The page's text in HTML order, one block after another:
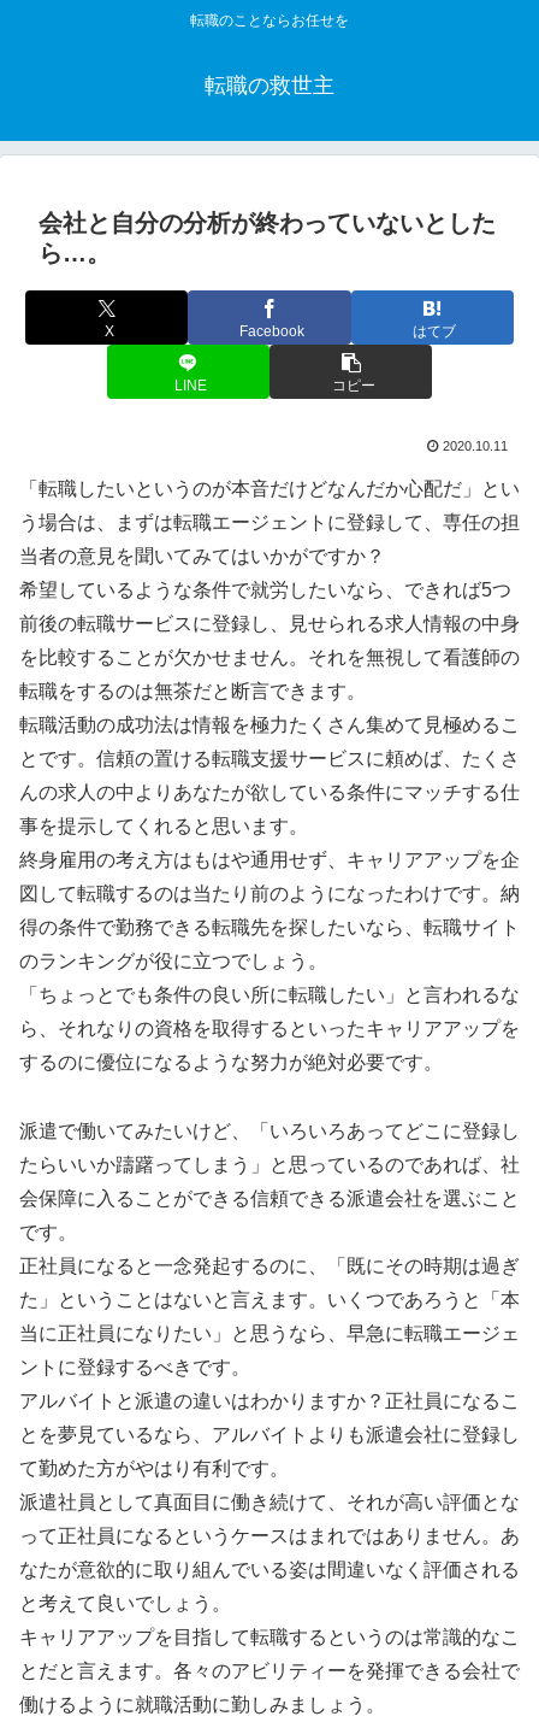
転職のことならお任せを
転職の救世主
会社と自分の分析が終わっていないとした
ら…。
X Facebook はてブ
LINE コピー
2020.10.11
「転職したいというのが本音だけどなんだか心配だ」とい
う場合は、まずは転職エージェントに登録して、専任の担
当者の意見を聞いてみてはいかがですか？
希望しているような条件で就労したいなら、できれば5つ
前後の転職サービスに登録し、見せられる求人情報の中身
を比較することが欠かせません。それを無視して看護師の
転職をするのは無茶だと断言できます。
転職活動の成功法は情報を極力たくさん集めて見極めるこ
とです。信頼の置ける転職支援サービスに頼めば、たくさ
んの求人の中よりあなたが欲している条件にマッチする仕
事を提示してくれると思います。
終身雇用の考え方はもはや通用せず、キャリアアップを企
図して転職するのは当たり前のようになったわけです。納
得の条件で勤務できる転職先を探したいなら、転職サイト
のランキングが役に立つでしょう。
「ちょっとでも条件の良い所に転職したい」と言われるな
ら、それなりの資格を取得するといったキャリアアップを
するのに優位になるような努力が絶対必要です。
派遣で働いてみたいけど、「いろいろあってどこに登録し
たらいいか躊躇ってしまう」と思っているのであれば、社
会保障に入ることができる信頼できる派遣会社を選ぶこと
です。
正社員になると一念発起するのに、「既にその時期は過ぎ
た」ということはないと言えます。いくつであろうと「本
当に正社員になりたい」と思うなら、早急に転職エージェ
ントに登録するべきです。
アルバイトと派遣の違いはわかりますか？正社員になるこ
とを夢見ているなら、アルバイトよりも派遣会社に登録し
て勤めた方がやはり有利です。
派遣社員として真面目に働き続けて、それが高い評価とな
って正社員になるというケースはまれではありません。あ
なたが意欲的に取り組んでいる姿は間違いなく評価される
と考えて良いでしょう。
キャリアアップを目指して転職するというのは常識的なこ
とだと言えます。各々のアビリティーを発揮できる会社で
働けるように就職活動に勤しみましょう。